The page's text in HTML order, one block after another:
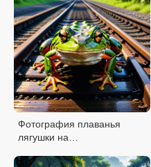
Фотография плаванья
лягушки на